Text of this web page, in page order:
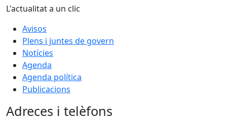
L'actualitat a un clic
Avisos
Plens i juntes de govern
Notícies
Agenda
Agenda política
Publicacions
Adreces i telèfons